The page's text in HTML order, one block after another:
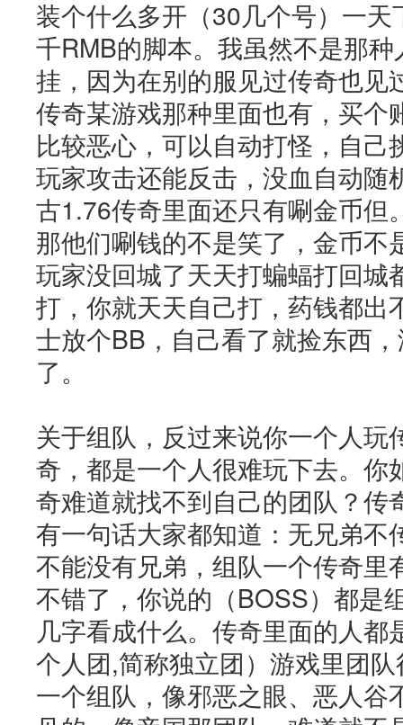
装个什么多开（30几个号）一
千RMB的脚本。我虽然不是那
挂，因为在别的服见过传奇也见
传奇某游戏那种里面也有，买个
比较恶心，可以自动打怪，自己
玩家攻击还能反击，没血自动随
古1.76传奇里面还只有唰金币但
那他们唰钱的不是笑了，金币不
玩家没回城了天天打蝙蝠打回城
打，你就天天自己打，药钱都出
士放个BB，自己看了就捡东西
了。
关于组队，反过来说你一个人玩
奇，都是一个人很难玩下去。你
奇难道就找不到自己的团队？传
有一句话大家都知道：无兄弟不
不能没有兄弟，组队一个传奇里
不错了，你说的（BOSS）都是
几字看成什么。传奇里面的人都
个人团,简称独立团）游戏里团
一个组队，像邪恶之眼、恶人谷